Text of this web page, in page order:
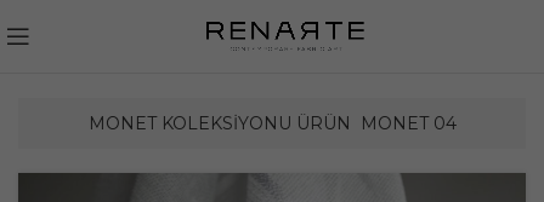
MONET KOLEKSIYONU ÜRÜN MONET 04